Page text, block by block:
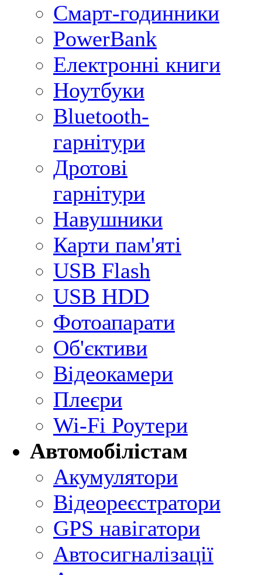
Смарт-годинники
PowerBank
Електронні книги
Ноутбуки
Bluetooth-
гарнітури
Дротові
гарнітури
Навушники
Карти пам'яті
USB Flash
USB HDD
Фотоапарати
Об'єктиви
Відеокамери
Плеєри
Wi-Fi Роутери
Автомобілістам
Акумулятори
Відеореєстратори
GPS навігатори
Автосигналізації